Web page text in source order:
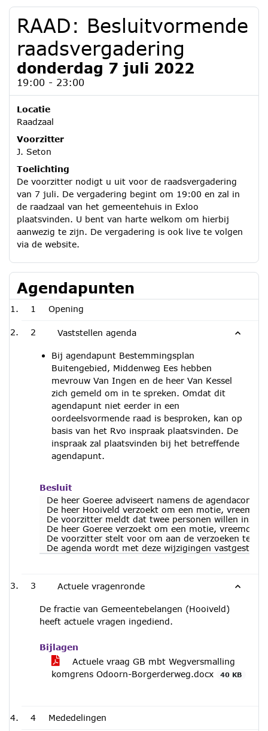
RAAD: Besluitvormende
raadsvergadering
donderdag 7 juli 2022
19:00 - 23:00
Locatie
Raadzaal
Voorzitter
J. Seton
Toelichting
De voorzitter nodigt u uit voor de raadsvergadering
van 7 juli. De vergadering begint om 19:00 en zal in
de raadzaal van het gemeentehuis in Exloo
plaatsvinden. U bent van harte welkom om hierbij
aanwezig te zijn. De vergadering is ook live te volgen
via de website.
Agendapunten
1 Opening
2 Vaststellen agenda
Bij agendapunt Bestemmingsplan
Buitengebied, Middenweg Ees hebben
mevrouw Van Ingen en de heer Van Kessel
zich gemeld om in te spreken. Omdat dit
agendapunt niet eerder in een
oordeelsvormende raad is besproken, kan op
basis van het Rvo inspraak plaatsvinden. De
inspraak zal plaatsvinden bij het betreffende
agendapunt.
Besluit
De heer Goeree adviseert namens de
De heer Hooiveld verzoekt om een motie, vreemd
De voorzitter meldt dat twee personen willen
De heer Goeree verzoekt om een motie, vreemd
De voorzitter stelt voor om aan de verzoeken te
De agenda wordt met deze wijzigingen vastgesteld.
3 Actuele vragenronde
De fractie van Gemeentebelangen (Hooiveld)
heeft actuele vragen ingediend.
Bijlagen
Actuele vraag GB mbt Wegversmalling
komgrens Odoorn-Borgerderweg.docx
40 KB
4 Mededelingen